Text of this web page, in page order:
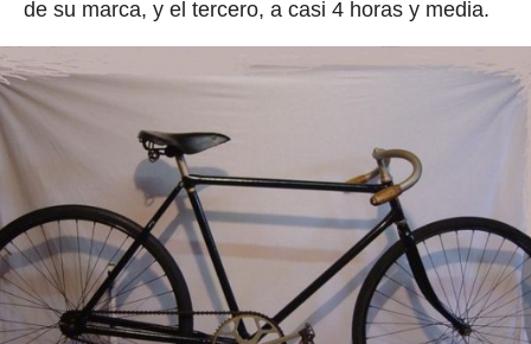
de su marca, y el tercero, a casi 4 horas y media.